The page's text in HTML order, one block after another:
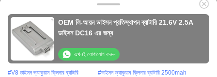
OEM লি-আয়ন ডাইসন প্রতিস্থাপন ব্যাটারি 21.6V 2.5A
ডাইসন DC16 এর জন্য
এখনই যোগাযোগ করুন
#V8 ডাইসন ভ্যাকুয়াম ক্লিনার ব্যাটারি #ডাইসন ভ্যাকুয়াম ক্লিনার ব্যাটারি 2500mah